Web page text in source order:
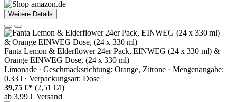
Weitere Details
Fanta Lemon & Elderflower 24er Pack, EINWEG (24 x 330 ml) &
Orange EINWEG Dose, (24 x 330 ml)
Limonade · Geschmacksrichtung: Orange, Zitrone · Mengenangabe:
0.33 l · Verpackungsart: Dose
39,75 €* (2,51 €/l)
ab 3,99 € Versand